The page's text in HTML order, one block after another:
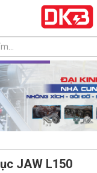
JAW L150